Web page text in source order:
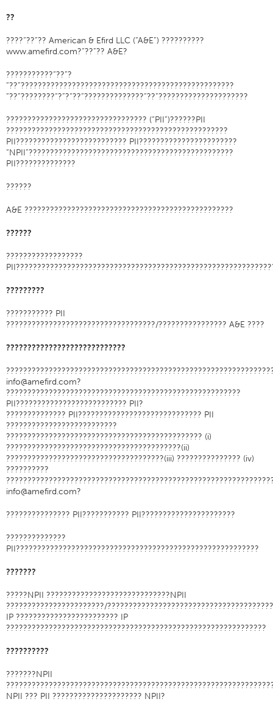
品牌
纤维类型
分销商
应用
消费品
分销商
颜色
色卡
定制颜色
技术工具
概述
最终使用市场
缝制产品类型
缝线和接缝
线规格
服装图表
长丝图表
线教育
线逻辑
术语表
技术公告
服装
??
????“??”?? American & Efird LLC (“A&E”) ??????????
www.amefird.com?“??”?? A&E?
???????????“??”?
“??”??????????????????????????????????????????????????
“??”????????“?”?“??”??????????????“??”?????????????????????
????????????????????????????????? (“PII”)??????PII
????????????????????????????????????????????????????
PII?????????????????????????? PII???????????????????????
“NPII”????????????????????????????????????????????????
PII??????????????
??????
A&E ?????????????????????????????????????????????????
??????
??????????????????
?????????
??????????? PII
???????????????????????????????????/???????????????? A&E ????
????????????????????????????
info@amefird.com?
???????????????????????????????????????????????????????
PII?????????????????????????? PII?
?????????????? PII????????????????????????????? PII
??????????????????????????
?????????????????????????????????????????????? (i)
?????????????????????????????????????????(ii)
?????????????????????????????????????(iii) ??????????????? (iv)
??????????
info@amefird.com?
??????????????? PII??????????? PII??????????????????????
??????????????
PII?????????????????????????????????????????????????????????
???????
?????NPII ?????????????????????????????NPII
???????????????????????/
IP ???????????????????????? IP
?????????????????????????????????????????????????????????????
??????????
???????NPII
NPII ??? PII ????????????????????? NPII?